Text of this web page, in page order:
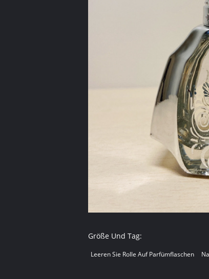
Größe Und Tag:
Leeren Sie Rolle Auf Parfümflaschen